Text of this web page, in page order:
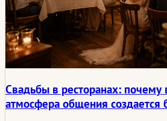
Свадьбы в ресторанах: почему
атмосфера общения создается